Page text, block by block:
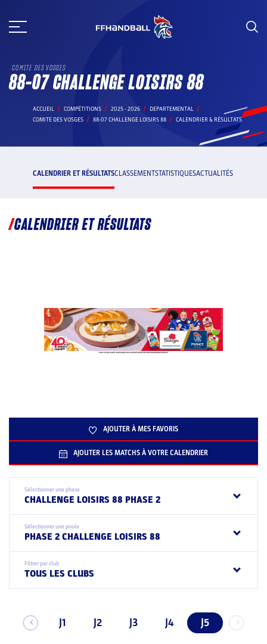
au
COMITE DES VOSGES
88-07 CHALLENGE LOISIRS 88
ACCUEIL COMPÉTITIONS 2025 - 2026
DEPARTEMENTAL
COMITE DES VOSGES
88-07 CHALLENGE LOISIRS 88 CALENDRIER & RÉSULTATS
CALENDRIER ET RÉSULTATSCLASSEMENTSTATISTIQUESACTUALITÉS
CALENDRIER ET RÉSULTATS
AJOUTER À MES FAVORIS
AJOUTER LES MATCHS À VOTRE CALENDRIER
Sélectionner une phase
CHALLENGE LOISIRS 88 PHASE 2
Sélectionner une poule
PHASE 2 CHALLENGE LOISIRS 88
Filtrer par club
TOUS LES CLUBS
J1 J2 J3 J4 J5